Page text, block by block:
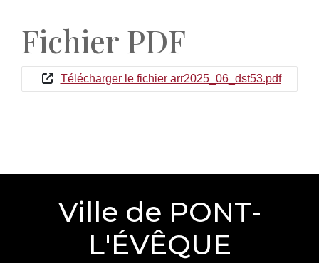
Fichier PDF
Télécharger le fichier arr2025_06_dst53.pdf
Ville de PONT-
L'ÉVÊQUE